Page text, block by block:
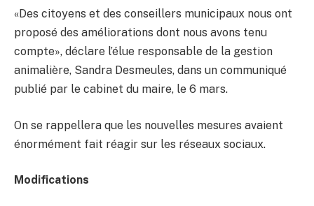
«Des citoyens et des conseillers municipaux nous ont
proposé des améliorations dont nous avons tenu
compte», déclare l’élue responsable de la gestion
animalière, Sandra Desmeules, dans un communiqué
publié par le cabinet du maire, le 6 mars.
On se rappellera que les nouvelles mesures avaient
énormément fait réagir sur les réseaux sociaux.
Modifications